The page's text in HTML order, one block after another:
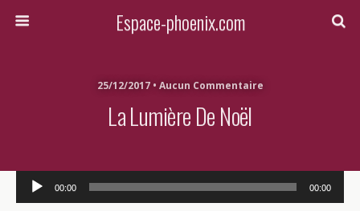
Espace-phoenix.com
25/12/2017 • Aucun Commentaire
La Lumière De Noël
Lecteur
audio
00:00 00:00